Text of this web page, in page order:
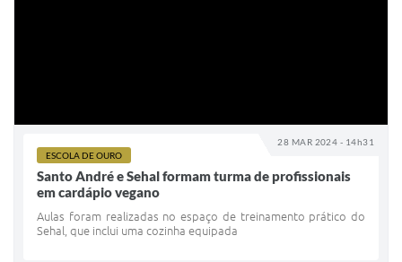
28 MAR 2024 - 14h31
ESCOLA DE OURO
Santo André e Sehal formam turma de profissionais
em cardápio vegano
Aulas foram realizadas no espaço de treinamento prático do
Sehal, que inclui uma cozinha equipada